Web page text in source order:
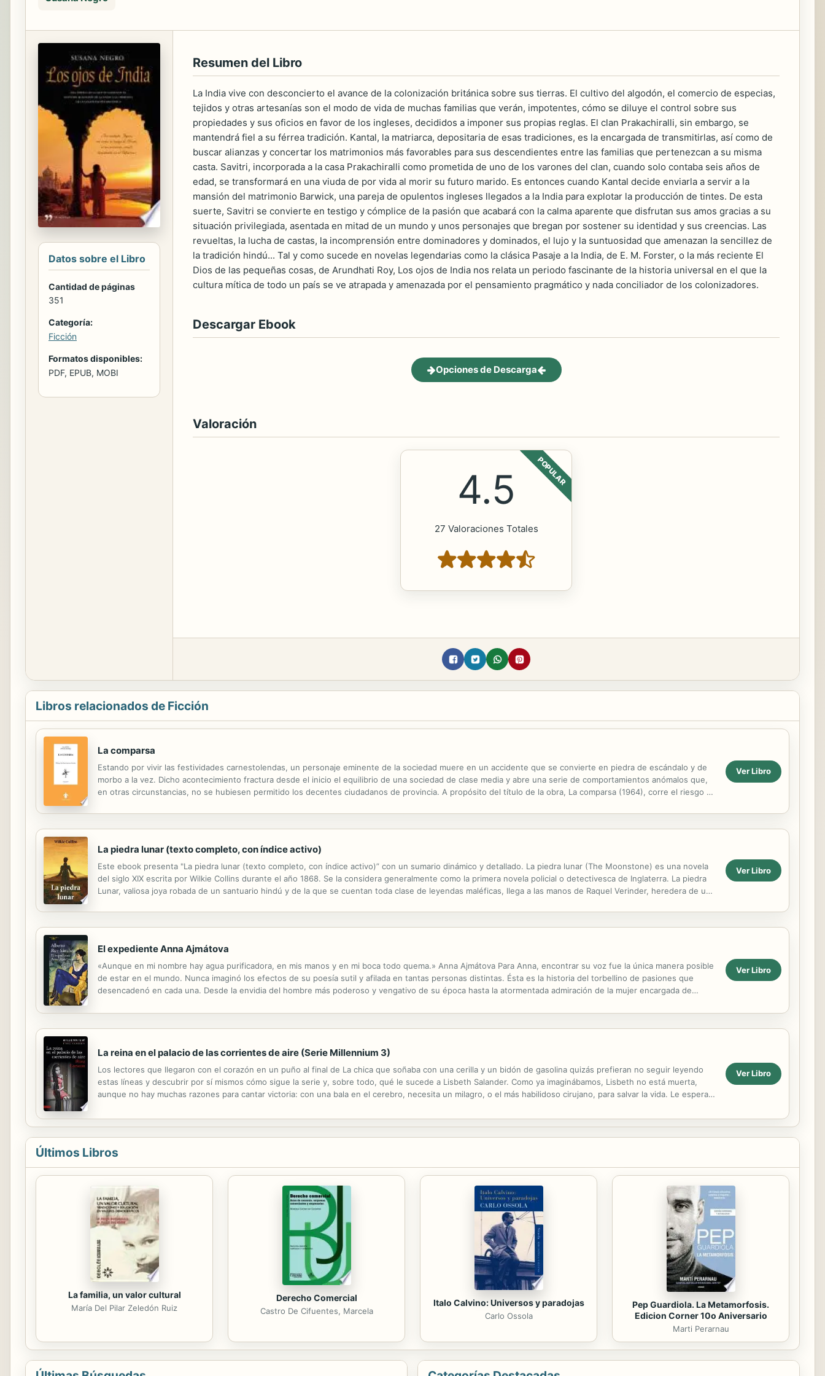
Datos sobre el Libro
Cantidad de páginas
351
Categoría:
Ficción
Formatos disponibles:
PDF, EPUB, MOBI
Resumen del Libro
La India vive con desconcierto el avance de la colonización británica sobre sus tierras. El cultivo del algodón, el comercio de especias,
tejidos y otras artesanías son el modo de vida de muchas familias que verán, impotentes, cómo se diluye el control sobre sus
propiedades y sus oficios en favor de los ingleses, decididos a imponer sus propias reglas. El clan Prakachiralli, sin embargo, se
mantendrá fiel a su férrea tradición. Kantal, la matriarca, depositaria de esas tradiciones, es la encargada de transmitirlas, así como de
buscar alianzas y concertar los matrimonios más favorables para sus descendientes entre las familias que pertenezcan a su misma
casta. Savitri, incorporada a la casa Prakachiralli como prometida de uno de los varones del clan, cuando solo contaba seis años de
edad, se transformará en una viuda de por vida al morir su futuro marido. Es entonces cuando Kantal decide enviarla a servir a la
mansión del matrimonio Barwick, una pareja de opulentos ingleses llegados a la India para explotar la producción de tintes. De esta
suerte, Savitri se convierte en testigo y cómplice de la pasión que acabará con la calma aparente que disfrutan sus amos gracias a su
situación privilegiada, asentada en mitad de un mundo y unos personajes que bregan por sostener su identidad y sus creencias. Las
revueltas, la lucha de castas, la incomprensión entre dominadores y dominados, el lujo y la suntuosidad que amenazan la sencillez de
la tradición hindú... Tal y como sucede en novelas legendarias como la clásica Pasaje a la India, de E. M. Forster, o la más reciente El
Dios de las pequeñas cosas, de Arundhati Roy, Los ojos de India nos relata un periodo fascinante de la historia universal en el que la
cultura mítica de todo un país se ve atrapada y amenazada por el pensamiento pragmático y nada conciliador de los colonizadores.
Descargar Ebook
Opciones de Descarga
Valoración
POPULAR
4.5
27 Valoraciones Totales
Libros relacionados de Ficción
La comparsa
Estando por vivir las festividades carnestolendas, un personaje eminente de la sociedad muere en un accidente que se convierte en piedra de escándalo y de
morbo a la vez. Dicho acontecimiento fractura desde el inicio el equilibrio de una sociedad de clase media y abre una serie de comportamientos anómalos que,
en otras circunstancias, no se hubiesen permitido los decentes ciudadanos de provincia. A propósito del título de la obra, La comparsa (1964), corre el riesgo el
Ver Libro
La piedra lunar (texto completo, con índice activo)
Este ebook presenta "La piedra lunar (texto completo, con índice activo)” con un sumario dinámico y detallado. La piedra lunar (The Moonstone) es una novela
del siglo XIX escrita por Wilkie Collins durante el año 1868. Se la considera generalmente como la primera novela policial o detectivesca de Inglaterra. La piedra
Lunar, valiosa joya robada de un santuario hindú y de la que se cuentan toda clase de leyendas maléficas, llega a las manos de Raquel Verinder, heredera de un
Ver Libro
El expediente Anna Ajmátova
«Aunque en mi nombre hay agua purificadora, en mis manos y en mi boca todo quema.» Anna Ajmátova Para Anna, encontrar su voz fue la única manera posible
de estar en el mundo. Nunca imaginó los efectos de su poesía sutil y afilada en tantas personas distintas. Ésta es la historia del torbellino de pasiones que
desencadenó en cada una. Desde la envidia del hombre más poderoso y vengativo de su época hasta la atormentada admiración de la mujer encargada de
Ver Libro
La reina en el palacio de las corrientes de aire (Serie Millennium 3)
Los lectores que llegaron con el corazón en un puño al final de La chica que soñaba con una cerilla y un bidón de gasolina quizás prefieran no seguir leyendo
estas líneas y descubrir por sí mismos cómo sigue la serie y, sobre todo, qué le sucede a Lisbeth Salander. Como ya imaginábamos, Lisbeth no está muerta,
aunque no hay muchas razones para cantar victoria: con una bala en el cerebro, necesita un milagro, o el más habilidoso cirujano, para salvar la vida. Le esperan
Ver Libro
Últimos Libros
La familia, un valor cultural
María Del Pilar Zeledón Ruiz
Derecho Comercial
Castro De Cifuentes, Marcela
Italo Calvino: Universos y paradojas
Carlo Ossola
Pep Guardiola. La Metamorfosis.
Edicion Corner 10o Aniversario
Marti Perarnau